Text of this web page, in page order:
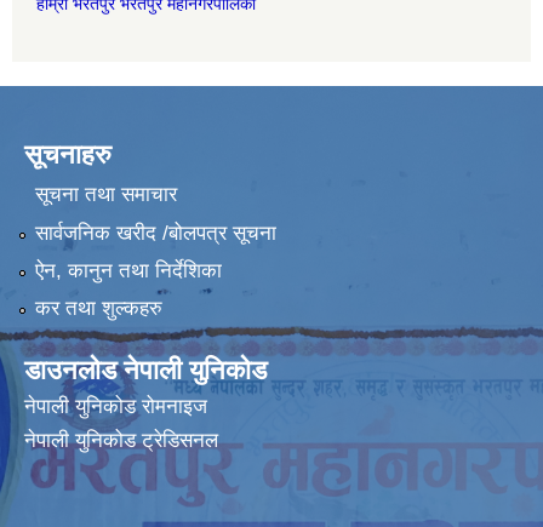
सूचनाहरु
सूचना तथा समाचार
सार्वजनिक खरीद /बोलपत्र सूचना
ऐन, कानुन तथा निर्देशिका
कर तथा शुल्कहरु
डाउनलोड नेपाली युनिकोड
नेपाली युनिकोड रोमनाइज
नेपाली युनिकोड ट्रेडिसनल